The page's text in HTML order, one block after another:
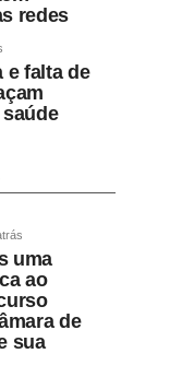
redes
e falta de
uma
ao
de
sua